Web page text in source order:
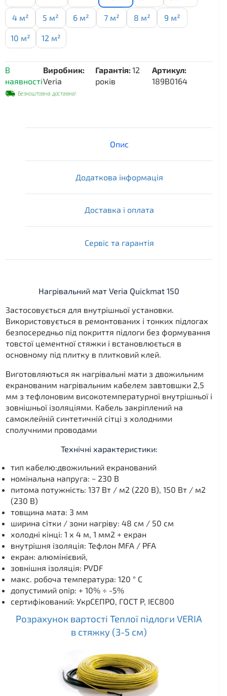
4 м² 5 м² 6 м² 7 м² 8 м² 9 м²
10 м² 12 м²
В
наявності
Виробник:
Veria
Гарантія:12
років
Артикул:
189B0164
Безкоштовна доставка!
Опис
Додаткова інформація
Доставка і оплата
Сервіс та гарантія
Нагрівальний мат Veria Quickmat 150
Застосовується для внутрішньої установки.
Використовується в ремонтованих і тонких підлогах
безпосередньо під покриття підлоги без формування
товстої цементної стяжки і встановлюється в
основному під плитку в плитковий клей.
Виготовляються як нагрівальні мати з двожильним
екранованим нагрівальним кабелем завтовшки 2,5
мм з тефлоновим високотемпературної внутрішньої і
зовнішньої ізоляціями. Кабель закріплений на
самоклейній синтетичній сітці з холодними
сполучними проводами
Технічні характеристики:
тип кабелю:двожильний екранований
номінальна напруга: ~ 230 В
питома потужність: 137 Вт / м2 (220 В), 150 Вт / м2
(230 В)
товщина мата: 3 мм
ширина сітки / зони нагріву: 48 см / 50 см
холодні кінці: 1 х 4 м, 1 мм2 + екран
внутрішня ізоляція: Тефлон MFA / PFA
екран: алюмінієвий,
зовнішня ізоляція: PVDF
макс. робоча температура: 120 ° C
допустимий опір: + 10% ÷ -5%
сертифікований: УкрСЕПРО, ГОСТ Р, IEC800
Розрахунок вартості Теплої підлоги VERIA
в стяжку (3-5 см)